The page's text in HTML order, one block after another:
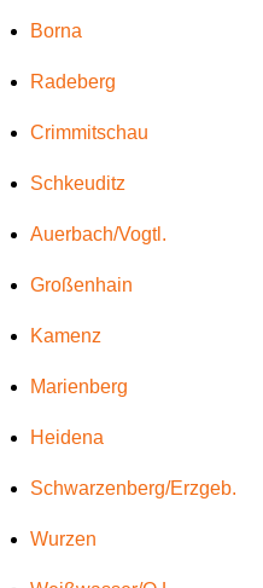
Borna
Radeberg
Crimmitschau
Schkeuditz
Auerbach/Vogtl.
Großenhain
Kamenz
Marienberg
Heidena
Schwarzenberg/Erzgeb.
Wurzen